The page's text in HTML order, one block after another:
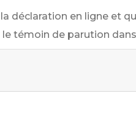
déclaration en ligne et
témoin de parution